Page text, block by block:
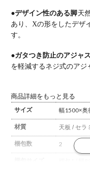
●デザイン性のある脚天
あり、Xの形をしたデザ
す。
●ガタつき防止のアジャ
を軽減するネジ式のアジ
商品詳細をもっと見る
サイズ
幅1500×奥
材質 天板 / セラ
梱包数 2